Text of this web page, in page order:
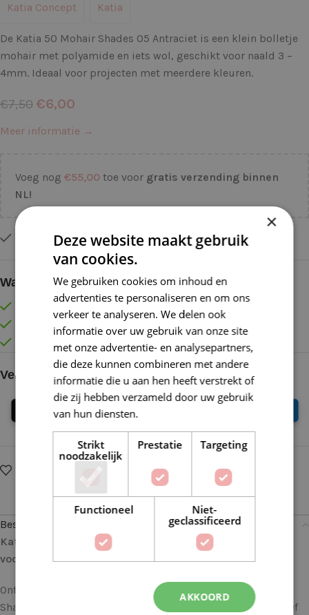
Katia Concept Katia
De Katia 50 Mohair Shades 05 Antraciet is een klein bolletje
mohair met polyamide en iets wol, geschikt voor naald 3 –
4mm. Ideaal voor projecten met meerdere kleuren.
€7,50 €6,00
Meer informatie →
Voeg nog €55,00 toe voor gratis verzending binnen
NL!
Op voorraad
Waarom kopen bij de Wolkast?
Lage verzendkosten vanaf € 4,99 binnen NL
Gratis verzonden vanaf €55,-
Vóór 16:30 besteld = Zelfde (werk)dag verzonden
Veilig online betalen
Delen:
Beschrijving
Katia 50 Mohair Shades 05 Antraciet: Zachte Elegantie
voor Je Handgemaakte Meesterwerken
Ontdek de weelde van zachte mohair met Katia 50 Mohair
Shades, een garen dat luxe en veelzijdigheid combineert. Of
×
Deze website maakt gebruik
van cookies.
We gebruiken cookies om inhoud en
advertenties te personaliseren en om ons
verkeer te analyseren. We delen ook
informatie over uw gebruik van onze site
met onze advertentie- en analysepartners,
die deze kunnen combineren met andere
informatie die u aan hen heeft verstrekt of
die zij hebben verzameld door uw gebruik
van hun diensten.
Strikt
noodzakelijk
Prestatie Targeting
Functioneel
Niet-
geclassificeerd
AKKOORD